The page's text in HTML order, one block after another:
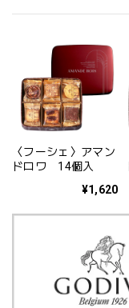
〈フーシェ〉アマン
ドロワ 14個入
¥1,620